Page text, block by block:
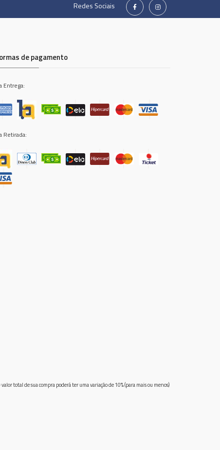
Redes Sociais
de pagamento
Entrega:
Retirada:
total de sua compra poderá ter uma variação de 10% (para mais ou menos)